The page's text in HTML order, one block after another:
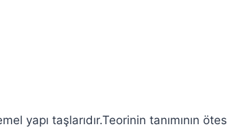
yapı taşlarıdır.Teorinin tanımının